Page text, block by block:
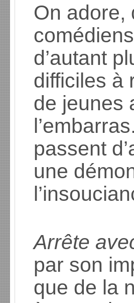
On adore,
d’autant
difficiles à
de jeunes
passent
une
Arrête
par son
que de la